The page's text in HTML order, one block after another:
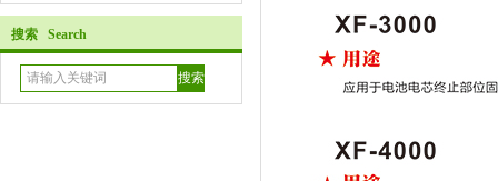
搜索 Search